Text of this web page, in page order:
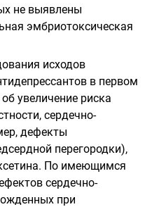
не выявлены
эмбриотоксическая
исходов
в первом
увеличение риска
сердечно-
дефекты
перегородки),
По имеющимся
сердечно-
при